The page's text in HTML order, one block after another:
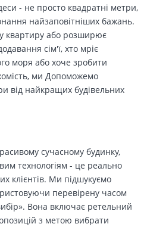
- не просто квадратні метри,
найзаповітніших бажань.
квартиру або розширює
сім'ї, хто мріє
моря або хоче зробити
ми Допоможемо
від найкращих будівельних
сучасному будинку,
технологіям - це реально
клієнтів. Ми підшукуємо
перевірену часом
Вона включає ретельний
з метою вибрати